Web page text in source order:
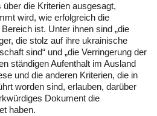
die Kriterien ausgesagt,
wird, wie erfolgreich die
ist. Unter ihnen sind „die
die stolz auf ihre ukrainische
sind“ und „die Verringerung der
ständigen Aufenthalt im Ausland
und die anderen Kriterien, die in
worden sind, erlauben, darüber
Dokument die
haben.